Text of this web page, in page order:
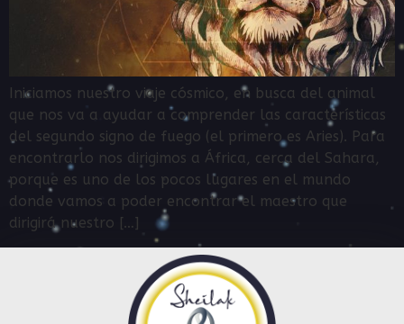
Iniciamos nuestro viaje cósmico, en busca del animal
que nos va a ayudar a comprender las características
del segundo signo de fuego (el primero es Aries). Para
encontrarlo nos dirigimos a África, cerca del Sahara,
porque es uno de los pocos lugares en el mundo
donde vamos a poder encontrar el maestro que
dirigirá nuestro […]